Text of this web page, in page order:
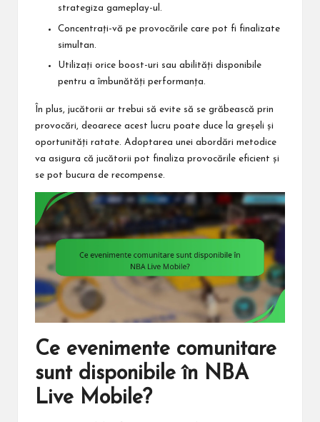
strategiza gameplay-ul.
Concentrați-vă pe provocările care pot fi finalizate
simultan.
Utilizați orice boost-uri sau abilități disponibile
pentru a îmbunătăți performanța.
În plus, jucătorii ar trebui să evite să se grăbească prin
provocări, deoarece acest lucru poate duce la greșeli și
oportunități ratate. Adoptarea unei abordări metodice
va asigura că jucătorii pot finaliza provocările eficient și
se pot bucura de recompense.
Ce evenimente comunitare
sunt disponibile în NBA
Live Mobile?